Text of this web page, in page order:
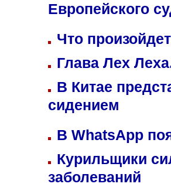
Европейского
Что
Глава Лех
В Китае
сидением
В WhatsApp
Курильщики
заболеваний